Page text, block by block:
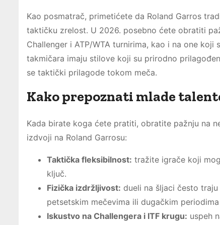
Kao posmatrač, primetićete da Roland Garros
taktičku zrelost. U 2026. posebno ćete obratiti
Challenger i ATP/WTA turnirima, kao i na one koji
takmičara imaju stilove koji su prirodno
se taktički prilagode tokom meča.
Kako prepoznati mlade
Kada birate koga ćete pratiti, obratite pažnju na
izdvoji na Roland Garrosu:
Taktička fleksibilnost: tražite igrače koji
ključ.
Fizička izdržljivost: dueli na šljaci često
petsetskim mečevima ili dugačkim
Iskustvo na Challengera i ITF krugu: uspeh